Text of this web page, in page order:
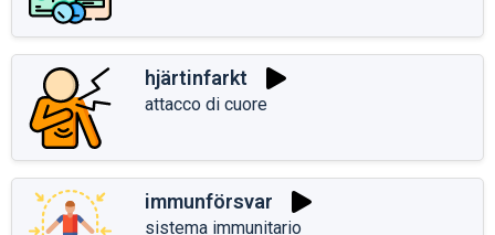
hjärtinfarkt
attacco di cuore
immunförsvar
sistema immunitario